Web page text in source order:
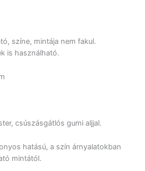
színe, mintája nem fakul.
is használható.
csúszásgátlós gumi aljjal.
hatású, a szín árnyalatokban
mintától.